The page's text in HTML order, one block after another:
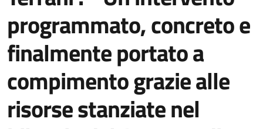
programmato, concreto e
finalmente portato a
compimento grazie alle
risorse stanziate nel